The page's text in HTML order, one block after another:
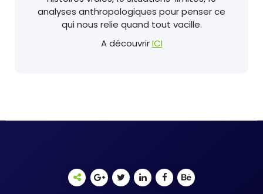
analyses anthropologiques pour penser ce
qui nous relie quand tout vacille.
A découvrirICI